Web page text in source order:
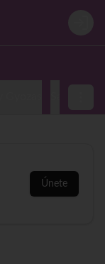
Login
Únete